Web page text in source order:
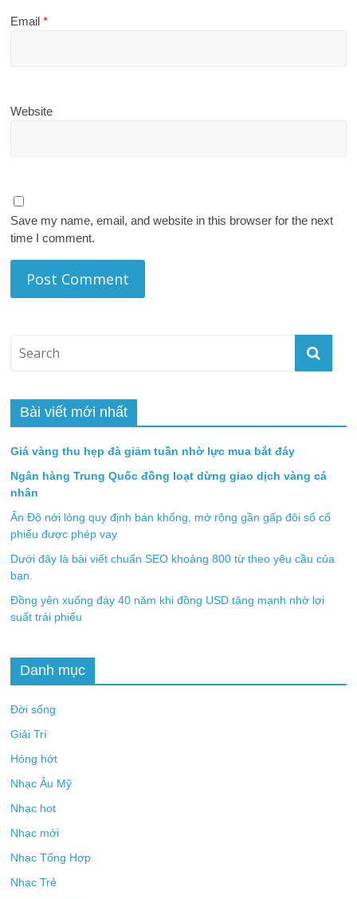
Email*
Website
Save my name, email, and website in this browser for the next
time I comment.
Bài viết mới nhất
Giá vàng thu hẹp đà giảm tuần nhờ lực mua bắt đáy
Ngân hàng Trung Quốc đồng loạt dừng giao dịch vàng cá
nhân
Ấn Độ nới lỏng quy định bán khống, mở rộng gần gấp đôi số cổ
phiếu được phép vay
Dưới đây là bài viết chuẩn SEO khoảng 800 từ theo yêu cầu của
bạn.
Đồng yên xuống đáy 40 năm khi đồng USD tăng mạnh nhờ lợi
suất trái phiếu
Danh mục
Đời sống
Giải Trí
Hóng hớt
Nhạc Âu Mỹ
Nhạc hot
Nhạc mới
Nhạc Tổng Hợp
Nhạc Trẻ